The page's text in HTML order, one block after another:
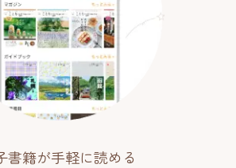
書籍が手軽に読める